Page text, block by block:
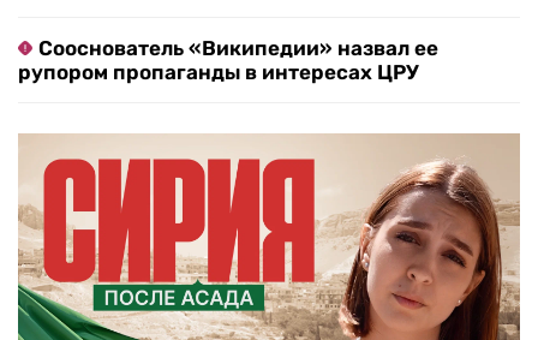
Сооснователь «Википедии» назвал ее
рупором пропаганды в интересах ЦРУ